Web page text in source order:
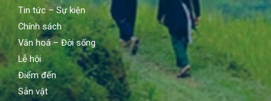
Tin tức – Sự kiện
Chính sách
Văn hoá – Đời sống
Lễ hội
Điểm đến
Sản vật